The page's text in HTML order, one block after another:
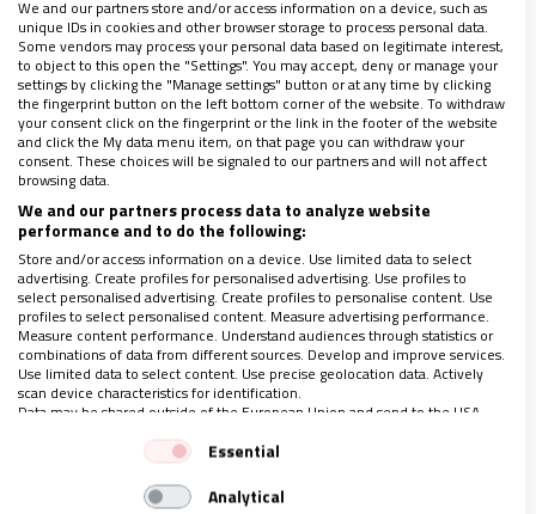
El arzobispo de Granada recuerda que “lo
esencial del cristianismo es la caridad, y esta
debe ser obra de todos”
25/06/2020|ELENA MAGARIÑOS
Javier Martínez ha subrayado que es primordial recuperar
una economía que esté “al servicio de los hombres y no
una economía a la que nosotros tengamos que servir”
Consulta la revista gratis solo hasta el 30 de junio:
suscríbete ahora con un 20% de descuento
Toda la actualidad de la Iglesia sobre el coronavirus, al
detalle
We and our partners store and/or access information on a device, such as
unique IDs in cookies and other browser storage to process personal data.
Some vendors may process your personal data based on legitimate interest,
to object to this open the "Settings". You may accept, deny or manage your
settings by clicking the "Manage settings" button or at any time by clicking
the fingerprint button on the left bottom corner of the website. To withdraw
your consent click on the fingerprint or the link in the footer of the website
and click the My data menu item, on that page you can withdraw your
consent. These choices will be signaled to our partners and will not affect
browsing data.
We and our partners process data to analyze website
performance and to do the following:
Store and/or access information on a device. Use limited data to select
advertising. Create profiles for personalised advertising. Use profiles to
select personalised advertising. Create profiles to personalise content. Use
profiles to select personalised content. Measure advertising performance.
Measure content performance. Understand audiences through statistics or
combinations of data from different sources. Develop and improve services.
Use limited data to select content. Use precise geolocation data. Actively
scan device characteristics for identification.
Data may be shared outside of the European Union and send to the USA.
Your consent and the cookie policy applies solely to this website/app.
View Partner List (1 IAB Vendors)
We use your data for the following purposes:
Essential
Analytical